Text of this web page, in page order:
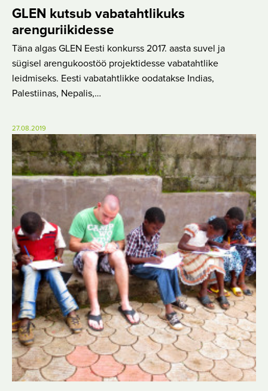
GLEN kutsub vabatahtlikuks
arenguriikidesse
Täna algas GLEN Eesti konkurss 2017. aasta suvel ja
sügisel arengukoostöö projektidesse vabatahtlike
leidmiseks. Eesti vabatahtlikke oodatakse Indias,
Palestiinas, Nepalis,…
27.08.2019